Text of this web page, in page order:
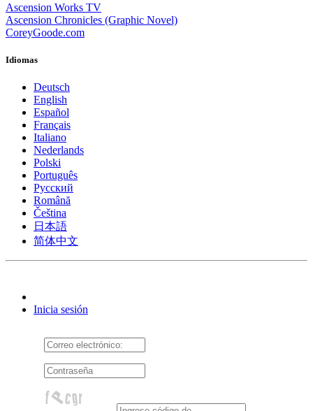
Ascension Works TV
Ascension Chronicles (Graphic Novel)
CoreyGoode.com
Idiomas
Deutsch
English
Español
Français
Italiano
Nederlands
Polski
Português
Pусский
Română
Čeština
日本語
简体中文
Inicia sesión